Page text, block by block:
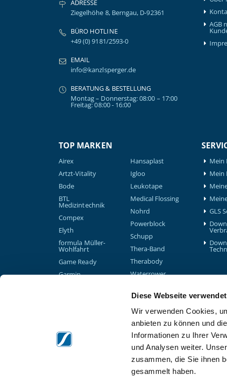
Diese Webseite
Wir verwenden Cookies,
anbieten zu können und
Informationen zu Ihrer
und Analysen weiter.
zusammen, die Sie ihnen
gesammelt haben.
ADRESSE
Ziegelhöhe 8, Berngau, D-92361
BÜRO HOTLINE
+49 (0) 9181/2593-0
EMAIL
info@kanzlsperger.de
BERATUNG & BESTELLUNG
Montag – Donnerstag: 08:00 – 17:00
Freitag: 08:00 - 16:00
AGB
TOP MARKEN
Airex
Artzt-Vitality
Bode
BTL
Medizintechnik
Compex
Elyth
formula Müller-
Wohlfahrt
Game Ready
Garmin
Hansaplast
Igloo
Leukotape
Medical Flossing
Nohrd
Powerblock
Schupp
Thera-Band
Therabody
Waterrower
Mein
Mein
GLS